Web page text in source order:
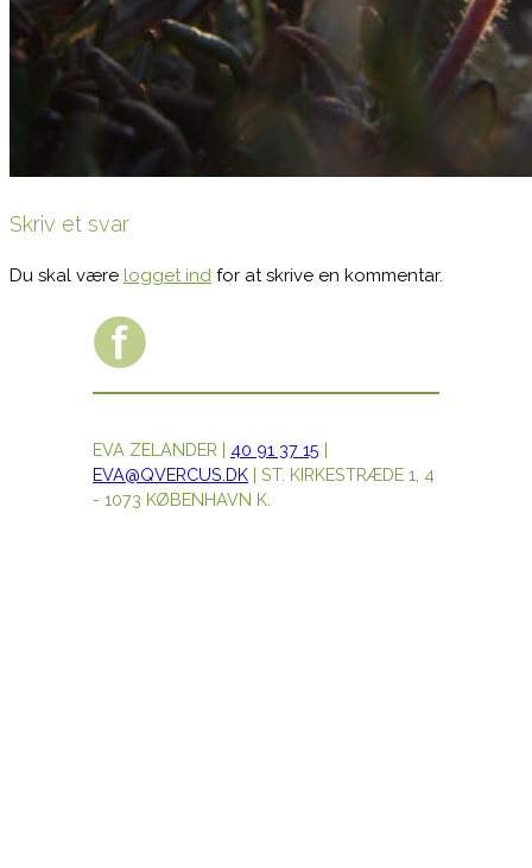
Skriv et svar
Du skal være logget ind for at skrive en kommentar.
EVA ZELANDER | 40 91 37 15 |
EVA@QVERCUS.DK | ST. KIRKESTRÆDE 1, 4
- 1073 KØBENHAVN K.